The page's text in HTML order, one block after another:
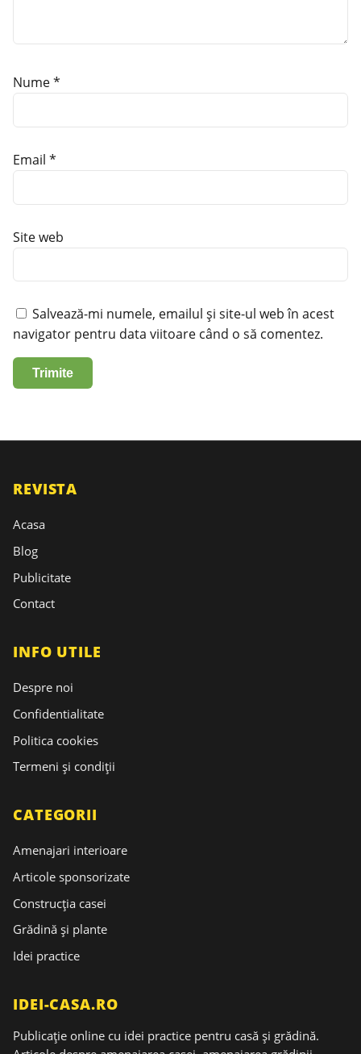
Nume*
Email *
Site web
Salvează-mi numele, emailul și site-ul web în acest
navigator pentru data viitoare când o să comentez.
REVISTA
Acasa
Blog
Publicitate
Contact
INFO UTILE
Despre noi
Confidentialitate
Politica cookies
Termeni și condiții
CATEGORII
Amenajari interioare
Articole sponsorizate
Construcția casei
Grădină și plante
Idei practice
IDEI-CASA.RO
Publicație online cu idei practice pentru casă și grădină.